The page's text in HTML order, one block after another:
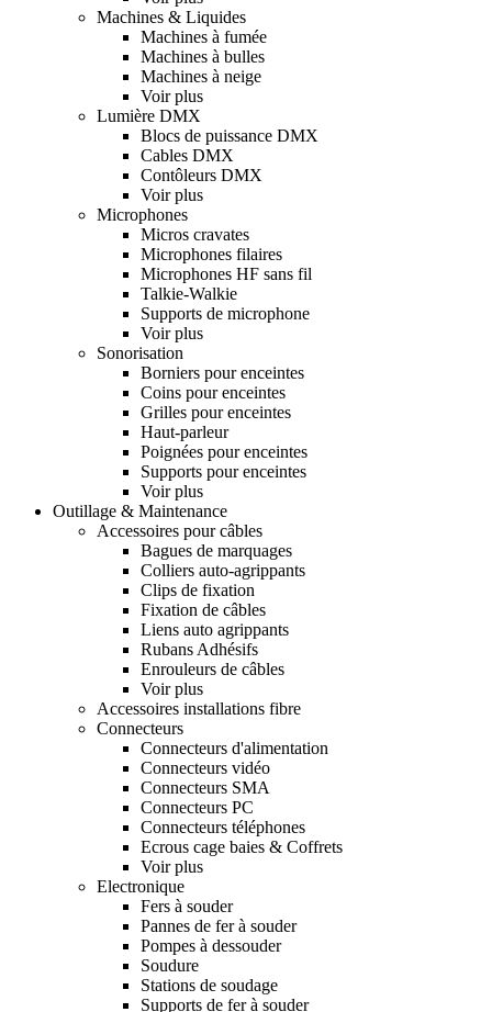
Machines & Liquides
Machines à fumée
Machines à bulles
Machines à neige
Voir plus
Lumière DMX
Blocs de puissance DMX
Cables DMX
Contôleurs DMX
Voir plus
Microphones
Micros cravates
Microphones filaires
Microphones HF sans fil
Talkie-Walkie
Supports de microphone
Voir plus
Sonorisation
Borniers pour enceintes
Coins pour enceintes
Grilles pour enceintes
Haut-parleur
Poignées pour enceintes
Supports pour enceintes
Voir plus
Outillage & Maintenance
Accessoires pour câbles
Bagues de marquages
Colliers auto-agrippants
Clips de fixation
Fixation de câbles
Liens auto agrippants
Rubans Adhésifs
Enrouleurs de câbles
Voir plus
Accessoires installations fibre
Connecteurs
Connecteurs d'alimentation
Connecteurs vidéo
Connecteurs SMA
Connecteurs PC
Connecteurs téléphones
Ecrous cage baies & Coffrets
Voir plus
Electronique
Fers à souder
Pannes de fer à souder
Pompes à dessouder
Soudure
Stations de soudage
Supports de fer à souder